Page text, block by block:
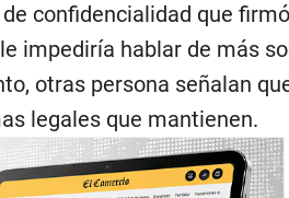
confidencialidad que
impediría hablar de más
otras persona señalan
legales que mantienen.